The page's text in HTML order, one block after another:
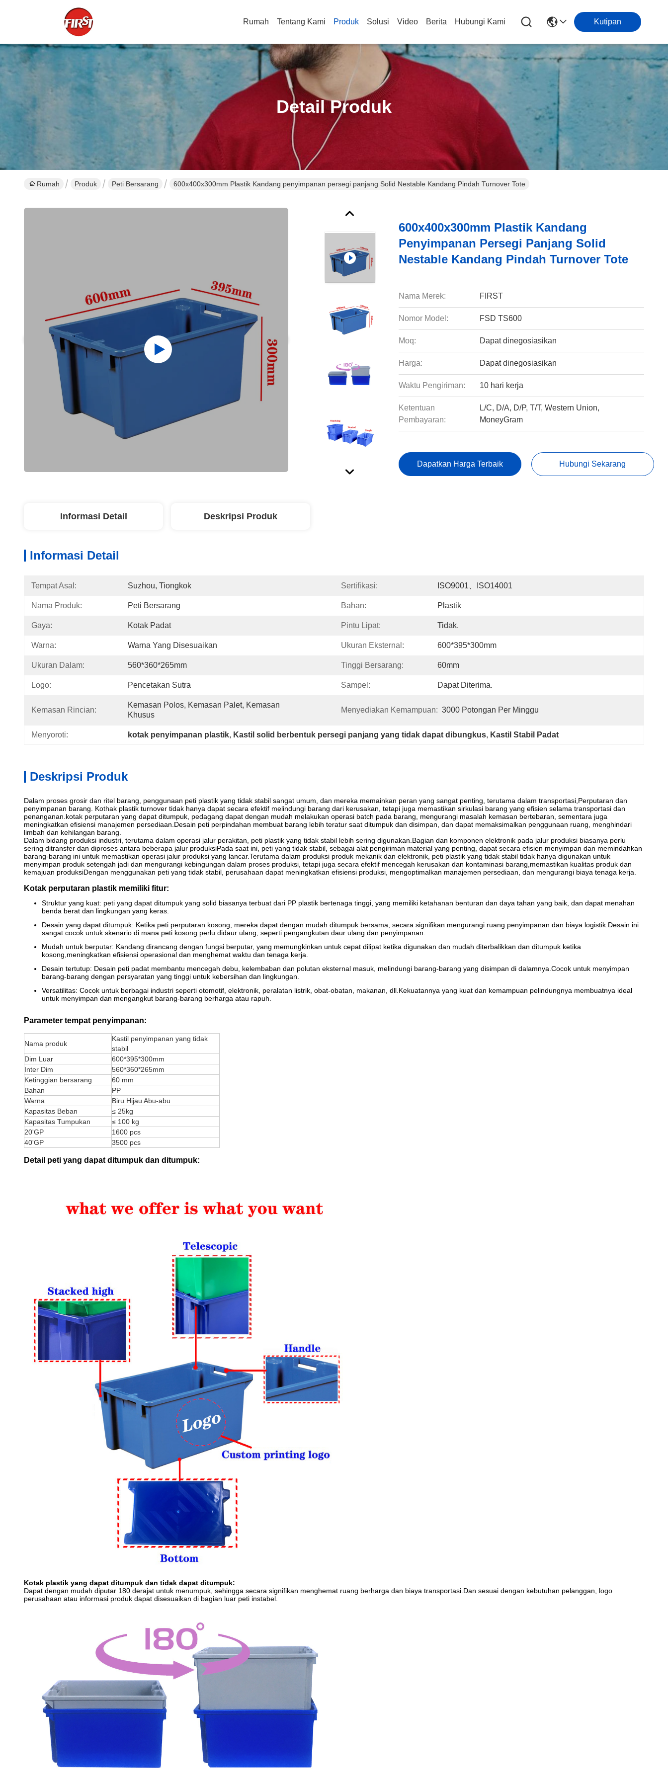
Rumah Tentang Kami Produk Solusi Video Berita Hubungi Kami Kutipan
Detail Produk
Rumah Produk Peti Bersarang 600x400x300mm Plastik Kandang penyimpanan persegi panjang Solid Nestable Kandang Pindah Turnover Tote
600x400x300mm Plastik Kandang
Penyimpanan Persegi Panjang Solid
Nestable Kandang Pindah Turnover Tote
Nama Merek: FIRST
Nomor Model: FSD TS600
Moq: Dapat dinegosiasikan
Harga: Dapat dinegosiasikan
Waktu Pengiriman: 10 hari kerja
Ketentuan
Pembayaran:
L/C, D/A, D/P, T/T, Western Union,
MoneyGram
Dapatkan Harga Terbaik Hubungi Sekarang
Informasi Detail Deskripsi Produk
Informasi Detail
Tempat Asal: Suzhou, Tiongkok Sertifikasi: ISO9001、ISO14001
Nama Produk: Peti Bersarang Bahan: Plastik
Gaya: Kotak Padat Pintu Lipat: Tidak.
Warna: Warna Yang Disesuaikan Ukuran Eksternal: 600*395*300mm
Ukuran Dalam: 560*360*265mm Tinggi Bersarang: 60mm
Logo: Pencetakan Sutra Sampel: Dapat Diterima.
Kemasan Rincian:
Kemasan Polos, Kemasan Palet, Kemasan
Khusus
Menyediakan Kemampuan: 3000 Potongan Per Minggu
Menyoroti: kotak penyimpanan plastik, Kastil solid berbentuk persegi panjang yang tidak dapat dibungkus, Kastil Stabil Padat
Deskripsi Produk
Dalam proses grosir dan ritel barang, penggunaan peti plastik yang tidak stabil sangat umum, dan mereka memainkan peran yang sangat penting, terutama dalam transportasi,Perputaran dan
penyimpanan barang. Kothak plastik turnover tidak hanya dapat secara efektif melindungi barang dari kerusakan, tetapi juga memastikan sirkulasi barang yang efisien selama transportasi dan
penanganan.kotak perputaran yang dapat ditumpuk, pedagang dapat dengan mudah melakukan operasi batch pada barang, mengurangi masalah kemasan bertebaran, sementara juga
meningkatkan efisiensi manajemen persediaan.Desain peti perpindahan membuat barang lebih teratur saat ditumpuk dan disimpan, dan dapat memaksimalkan penggunaan ruang, menghindari
limbah dan kehilangan barang.
Dalam bidang produksi industri, terutama dalam operasi jalur perakitan, peti plastik yang tidak stabil lebih sering digunakan.Bagian dan komponen elektronik pada jalur produksi biasanya perlu
sering ditransfer dan diproses antara beberapa jalur produksiPada saat ini, peti yang tidak stabil, sebagai alat pengiriman material yang penting, dapat secara efisien menyimpan dan memindahkan
barang-barang ini untuk memastikan operasi jalur produksi yang lancar.Terutama dalam produksi produk mekanik dan elektronik, peti plastik yang tidak stabil tidak hanya digunakan untuk
menyimpan produk setengah jadi dan mengurangi kebingungan dalam proses produksi, tetapi juga secara efektif mencegah kerusakan dan kontaminasi barang,memastikan kualitas produk dan
kemajuan produksiDengan menggunakan peti yang tidak stabil, perusahaan dapat meningkatkan efisiensi produksi, mengoptimalkan manajemen persediaan, dan mengurangi biaya tenaga kerja.
Kotak perputaran plastik memiliki fitur:
Struktur yang kuat: peti yang dapat ditumpuk yang solid biasanya terbuat dari PP plastik bertenaga tinggi, yang memiliki ketahanan benturan dan daya tahan yang baik, dan dapat menahan
benda berat dan lingkungan yang keras.
Desain yang dapat ditumpuk: Ketika peti perputaran kosong, mereka dapat dengan mudah ditumpuk bersama, secara signifikan mengurangi ruang penyimpanan dan biaya logistik.Desain ini
sangat cocok untuk skenario di mana peti kosong perlu didaur ulang, seperti pengangkutan daur ulang dan penyimpanan.
Mudah untuk berputar: Kandang dirancang dengan fungsi berputar, yang memungkinkan untuk cepat dilipat ketika digunakan dan mudah diterbalikkan dan ditumpuk ketika
kosong,meningkatkan efisiensi operasional dan menghemat waktu dan tenaga kerja.
Desain tertutup: Desain peti padat membantu mencegah debu, kelembaban dan polutan eksternal masuk, melindungi barang-barang yang disimpan di dalamnya.Cocok untuk menyimpan
barang-barang dengan persyaratan yang tinggi untuk kebersihan dan lingkungan.
Versatilitas: Cocok untuk berbagai industri seperti otomotif, elektronik, peralatan listrik, obat-obatan, makanan, dll.Kekuatannya yang kuat dan kemampuan pelindungnya membuatnya ideal
untuk menyimpan dan mengangkut barang-barang berharga atau rapuh.
Parameter tempat penyimpanan:
Nama produk
Kastil penyimpanan yang tidak
stabil
Dim Luar
600*395*300mm
Inter Dim
560*360*265mm
Ketinggian bersarang
60 mm
Bahan
PP
Warna
Biru Hijau Abu-abu
Kapasitas Beban
≤ 25kg
Kapasitas Tumpukan
≤ 100 kg
20'GP
1600 pcs
40'GP
3500 pcs
Detail peti yang dapat ditumpuk dan ditumpuk:
Kotak plastik yang dapat ditumpuk dan tidak dapat ditumpuk:
Dapat dengan mudah diputar 180 derajat untuk menumpuk, sehingga secara signifikan menghemat ruang berharga dan biaya transportasi. Dan sesuai dengan kebutuhan pelanggan, logo
perusahaan atau informasi produk dapat disesuaikan di bagian luar peti instabel.